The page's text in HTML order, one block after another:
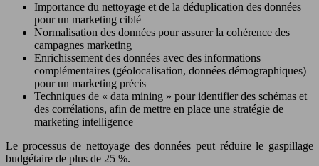
Importance du nettoyage et de la déduplication des données
pour un marketing ciblé
Normalisation des données pour assurer la cohérence des
campagnes marketing
Enrichissement des données avec des informations
complémentaires (géolocalisation, données démographiques)
pour un marketing précis
Techniques de « data mining » pour identifier des schémas et
des corrélations, afin de mettre en place une stratégie de
marketing intelligence
Le processus de nettoyage des données peut réduire le gaspillage
budgétaire de plus de 25 %.